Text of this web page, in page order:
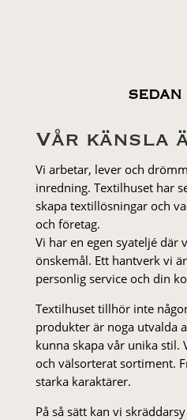
SEDAN
Vår känsla
Vi arbetar, lever och
inredning. Textilhuset har
skapa textillösningar och
och företag.
Vi har en egen syateljé där
önskemål. Ett hantverk vi
personlig service och din
Textilhuset tillhör inte
produkter är noga utvalda
kunna skapa vår unika stil.
och välsorterat sor­ti­ment.
starka karaktärer.
På så sätt kan vi